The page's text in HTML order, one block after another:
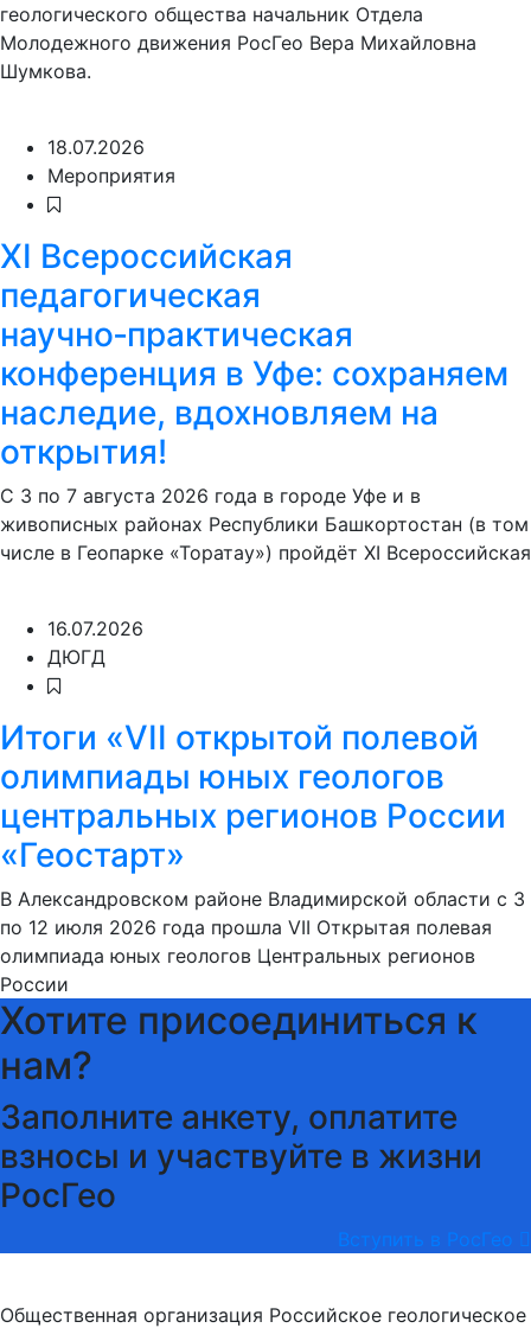
геологического общества начальник Отдела
Молодежного движения РосГео Вера Михайловна
Шумкова.
18.07.2026
Мероприятия
XI Всероссийская
педагогическая
научно‑практическая
конференция в Уфе: сохраняем
наследие, вдохновляем на
открытия!
С 3 по 7 августа 2026 года в городе Уфе и в
живописных районах Республики Башкортостан (в том
числе в Геопарке «Торатау») пройдёт XI Всероссийская
16.07.2026
ДЮГД
Итоги «VII открытой полевой
олимпиады юных геологов
центральных регионов России
«Геостарт»
В Александровском районе Владимирской области с 3
по 12 июля 2026 года прошла VII Открытая полевая
олимпиада юных геологов Центральных регионов
России
Хотите присоединиться к
нам?
Заполните анкету, оплатите
взносы и участвуйте в жизни
РосГео
Вступить в РосГео
Общественная организация Российское геологическое